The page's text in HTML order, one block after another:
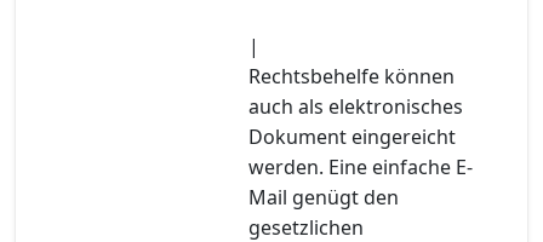
|
Rechtsbehelfe können
auch als elektronisches
Dokument eingereicht
werden. Eine einfache E-
Mail genügt den
gesetzlichen